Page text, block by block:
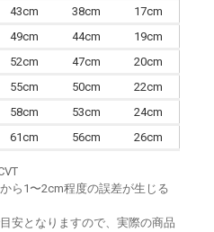
43cm 38cm
17cm
49cm 44cm
19cm
52cm 47cm
20cm
55cm 50cm
22cm
58cm 53cm
24cm
61cm 56cm 26cm
ら1〜2cm程度の誤差が生じる
安となりますので、実際の商品